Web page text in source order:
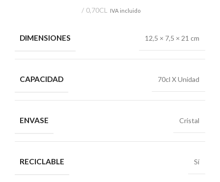
0,70CL IVA incluido
DIMENSIONES 12,5 × 7,5 × 21 cm
CAPACIDAD 70cl X Unidad
ENVASE Cristal
RECICLABLE Sí